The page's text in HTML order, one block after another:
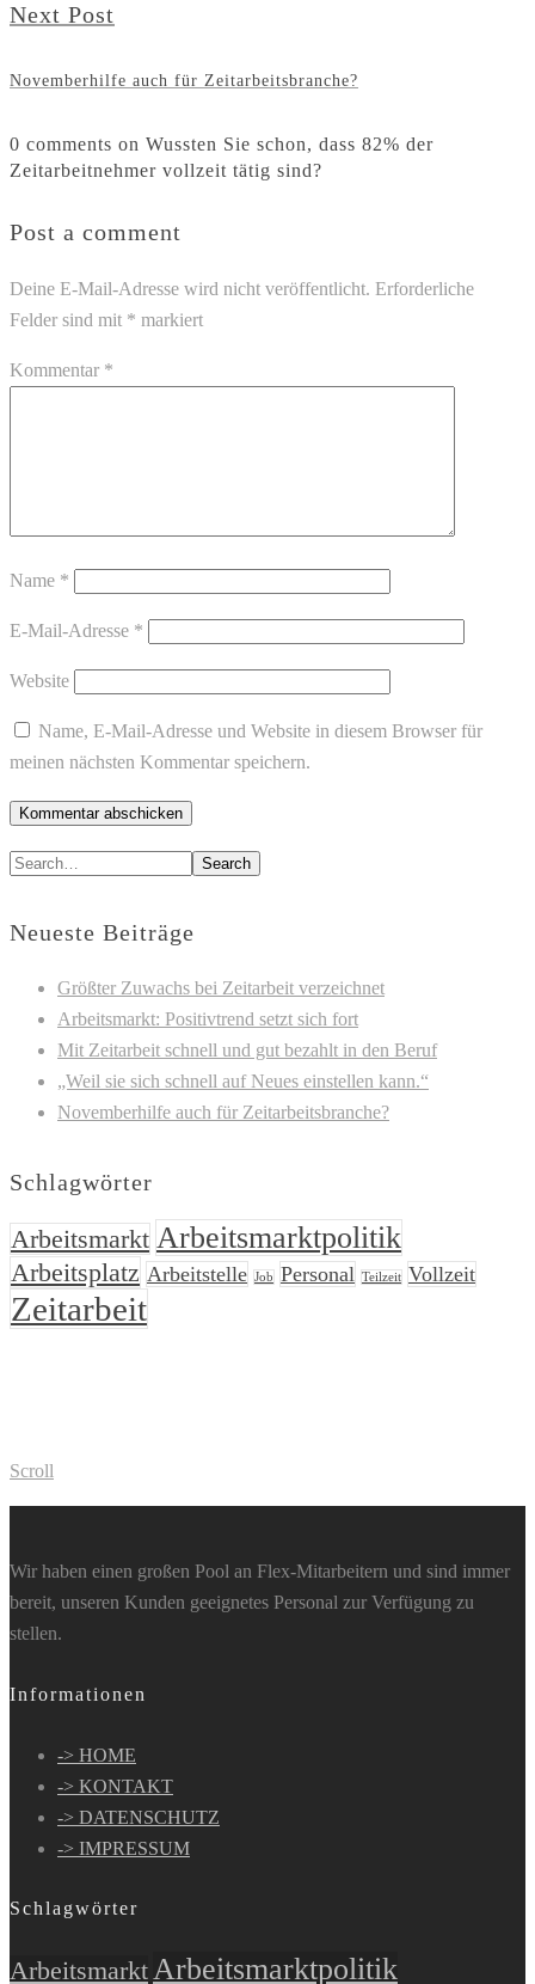
Next Post
Novemberhilfe auch für Zeitarbeitsbranche?
0 comments on Wussten Sie schon, dass 82% der
Zeitarbeitnehmer vollzeit tätig sind?
Post a comment
Deine E-Mail-Adresse wird nicht veröffentlicht. Erforderliche
Felder sind mit * markiert
Kommentar *
Name *
E-Mail-Adresse *
Website
Name, E-Mail-Adresse und Website in diesem Browser für
meinen nächsten Kommentar speichern.
Search
Neueste Beiträge
Größter Zuwachs bei Zeitarbeit verzeichnet
Arbeitsmarkt: Positivtrend setzt sich fort
Mit Zeitarbeit schnell und gut bezahlt in den Beruf
„Weil sie sich schnell auf Neues einstellen kann.“
Novemberhilfe auch für Zeitarbeitsbranche?
Schlagwörter
Arbeitsmarkt Arbeitsmarktpolitik
Arbeitsplatz Arbeitstelle Job Personal Teilzeit Vollzeit
Zeitarbeit
Scroll
Wir haben einen großen Pool an Flex-Mitarbeitern und sind immer
bereit, unseren Kunden geeignetes Personal zur Verfügung zu
stellen.
Informationen
-> HOME
-> KONTAKT
-> DATENSCHUTZ
-> IMPRESSUM
Schlagwörter
ArbeitsmarktArbeitsmarktpolitik